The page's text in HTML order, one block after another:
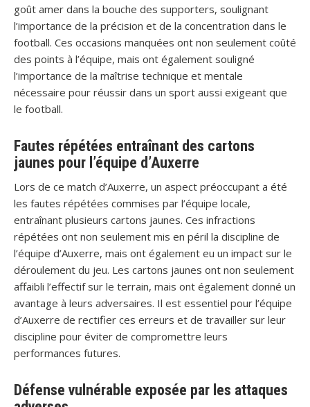
goût amer dans la bouche des supporters, soulignant
l’importance de la précision et de la concentration dans le
football. Ces occasions manquées ont non seulement coûté
des points à l’équipe, mais ont également souligné
l’importance de la maîtrise technique et mentale
nécessaire pour réussir dans un sport aussi exigeant que
le football.
Fautes répétées entraînant des cartons
jaunes pour l’équipe d’Auxerre
Lors de ce match d’Auxerre, un aspect préoccupant a été
les fautes répétées commises par l’équipe locale,
entraînant plusieurs cartons jaunes. Ces infractions
répétées ont non seulement mis en péril la discipline de
l’équipe d’Auxerre, mais ont également eu un impact sur le
déroulement du jeu. Les cartons jaunes ont non seulement
affaibli l’effectif sur le terrain, mais ont également donné un
avantage à leurs adversaires. Il est essentiel pour l’équipe
d’Auxerre de rectifier ces erreurs et de travailler sur leur
discipline pour éviter de compromettre leurs
performances futures.
Défense vulnérable exposée par les attaques